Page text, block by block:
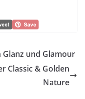
Glanz und Glamour
Classic & Golden
Nature